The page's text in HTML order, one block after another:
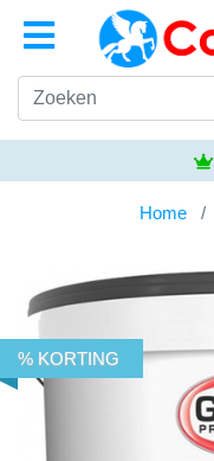
Home
% KORTING